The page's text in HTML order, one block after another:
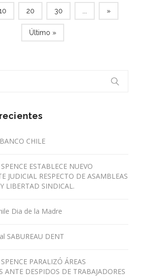
20 30 »
Último »
CHILE
ESTABLECE NUEVO
JUDICIAL RESPECTO DE ASAMBLEAS
LIBERTAD SINDICAL.
Dia de la Madre
SABUREAU DENT
PARALIZÓ ÁREAS
ANTE DESPIDOS DE TRABAJADORES